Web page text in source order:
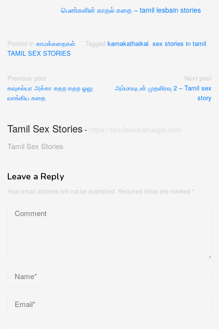
பெண்களின் காதல் கதை – tamil lesbain stories
Posted in காமக்கதைகள் Tagged kamakathaikal, sex stories in tamil,
TAMIL SEX STORIES
Post
navigation
Previous post
கவுசல்யா அக்கா கதற கதற ஓலு
வாங்கிய கதை
Next post
அம்மாவுடன் முதலிரவு 2 – Tamil sex
story
Tamil Sex Stories- https://tamilsexkathaigal.com
Tamil Sex Stories
Leave a Reply
Your email address will not be published. Required fields are marked *